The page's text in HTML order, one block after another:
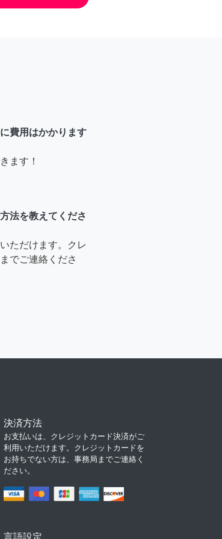
費用はかかります
ます！
法を教えてくださ
ただけます。クレ
でご連絡くださ
決済方法
お支払いは、クレジットカード決済がご
利用いただけます。クレジットカードを
お持ちでない方は、事務局までご連絡く
ださい。
言語設定